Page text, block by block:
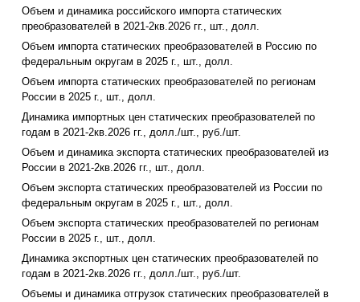
Объем и динамика российского импорта статических
преобразователей в 2021-2кв.2026 гг., шт., долл.
Объем импорта статических преобразователей в Россию по
федеральным округам в 2025 г., шт., долл.
Объем импорта статических преобразователей по регионам
России в 2025 г., шт., долл.
Динамика импортных цен статических преобразователей по
годам в 2021-2кв.2026 гг., долл./шт., руб./шт.
Объем и динамика экспорта статических преобразователей из
России в 2021-2кв.2026 гг., шт., долл.
Объем экспорта статических преобразователей из России по
федеральным округам в 2025 г., шт., долл.
Объем экспорта статических преобразователей по регионам
России в 2025 г., шт., долл.
Динамика экспортных цен статических преобразователей по
годам в 2021-2кв.2026 гг., долл./шт., руб./шт.
Объемы и динамика отгрузок статических преобразователей в